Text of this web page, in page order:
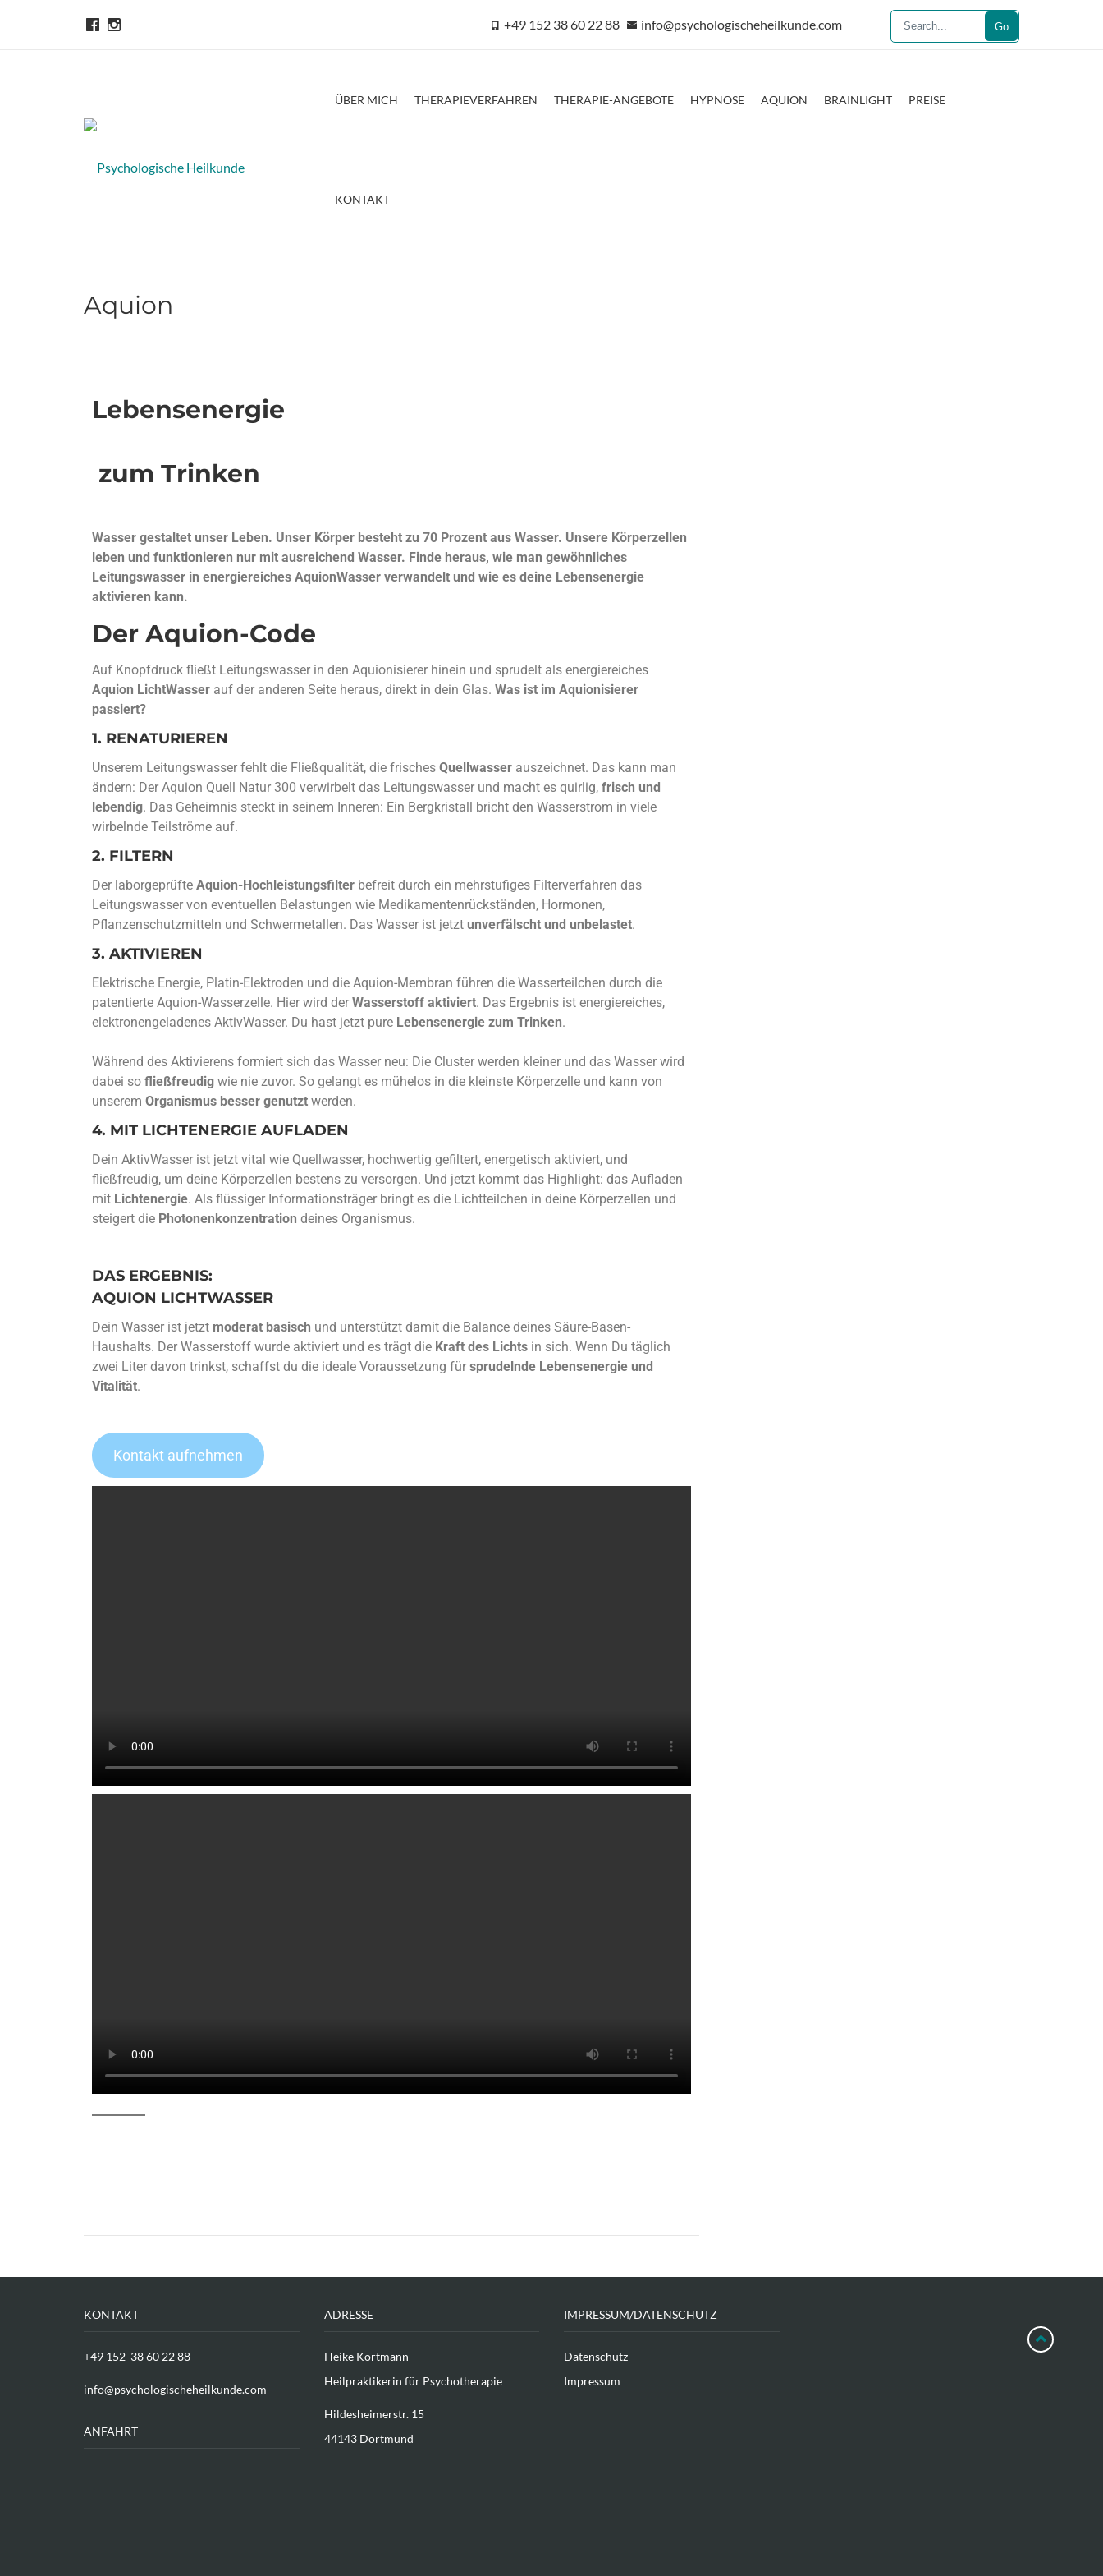
Go
+49 152 38 60 22 88 info@psychologischeheilkunde.com
ÜBER MICH THERAPIEVERFAHREN THERAPIE-ANGEBOTE HYPNOSE AQUION BRAINLIGHT PREISE
KONTAKT
Aquion
Lebensenergie
zum Trinken
Wasser gestaltet unser Leben. Unser Körper besteht zu 70 Prozent aus Wasser. Unsere Körperzellen
leben und funktionieren nur mit ausreichend Wasser. Finde heraus, wie man gewöhnliches
Leitungswasser in energiereiches AquionWasser verwandelt und wie es deine Lebensenergie
aktivieren kann.
Der Aquion-Code
Auf Knopfdruck fließt Leitungswasser in den Aquionisierer hinein und sprudelt als energiereiches
Aquion LichtWasser auf der anderen Seite heraus, direkt in dein Glas. Was ist im Aquionisierer
passiert?
1. RENATURIEREN
Unserem Leitungswasser fehlt die Fließqualität, die frisches Quellwasser auszeichnet. Das kann man
ändern: Der Aquion Quell Natur 300 verwirbelt das Leitungswasser und macht es quirlig, frisch und
lebendig. Das Geheimnis steckt in seinem Inneren: Ein Bergkristall bricht den Wasserstrom in viele
wirbelnde Teilströme auf.
2. FILTERN
Der laborgeprüfte Aquion-Hochleistungsfilter befreit durch ein mehrstufiges Filterverfahren das
Leitungswasser von eventuellen Belastungen wie Medikamentenrückständen, Hormonen,
Pflanzenschutzmitteln und Schwermetallen. Das Wasser ist jetzt unverfälscht und unbelastet.
3. AKTIVIEREN
Elektrische Energie, Platin-Elektroden und die Aquion-Membran führen die Wasserteilchen durch die
patentierte Aquion-Wasserzelle. Hier wird der Wasserstoff aktiviert. Das Ergebnis ist energiereiches,
elektronengeladenes AktivWasser. Du hast jetzt pure Lebensenergie zum Trinken.
Während des Aktivierens formiert sich das Wasser neu: Die Cluster werden kleiner und das Wasser wird
dabei so fließfreudig wie nie zuvor. So gelangt es mühelos in die kleinste Körperzelle und kann von
unserem Organismus besser genutzt werden.
4. MIT LICHTENERGIE AUFLADEN
Dein AktivWasser ist jetzt vital wie Quellwasser, hochwertig gefiltert, energetisch aktiviert, und
fließfreudig, um deine Körperzellen bestens zu versorgen. Und jetzt kommt das Highlight: das Aufladen
mit Lichtenergie. Als flüssiger Informationsträger bringt es die Lichtteilchen in deine Körperzellen und
steigert die Photonenkonzentration deines Organismus.
DAS ERGEBNIS:
AQUION LICHTWASSER
Dein Wasser ist jetzt moderat basisch und unterstützt damit die Balance deines Säure-Basen-
Haushalts. Der Wasserstoff wurde aktiviert und es trägt die Kraft des Lichts in sich. Wenn Du täglich
zwei Liter davon trinkst, schaffst du die ideale Voraussetzung für sprudelnde Lebensenergie und
Vitalität.
Kontakt aufnehmen
KONTAKT
+49 152 38 60 22 88
info@psychologischeheilkunde.com
ANFAHRT
ADRESSE
Heike Kortmann
Heilpraktikerin für Psychotherapie
Hildesheimerstr. 15
44143 Dortmund
IMPRESSUM/DATENSCHUTZ
Datenschutz
Impressum